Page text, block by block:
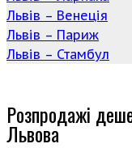
Львів – Венеція
Львів – Париж
Львів – Стамбул
Розпродажі
Львова